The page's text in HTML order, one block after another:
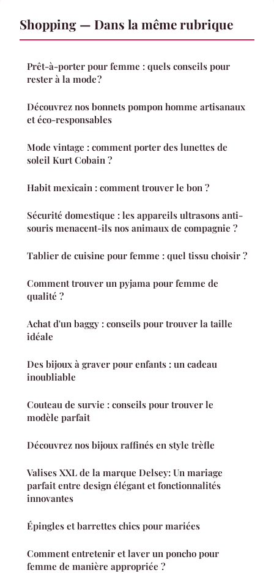
Shopping — Dans la même rubrique
Prêt-à-porter pour femme : quels conseils pour
rester à la mode ?
Découvrez nos bonnets pompon homme artisanaux
et éco-responsables
Mode vintage : comment porter des lunettes de
soleil Kurt Cobain ?
Habit mexicain : comment trouver le bon ?
Sécurité domestique : les appareils ultrasons anti-
souris menacent-ils nos animaux de compagnie ?
Tablier de cuisine pour femme : quel tissu choisir ?
Comment trouver un pyjama pour femme de
qualité ?
Achat d'un baggy : conseils pour trouver la taille
idéale
Des bijoux à graver pour enfants : un cadeau
inoubliable
Couteau de survie : conseils pour trouver le
modèle parfait
Découvrez nos bijoux raffinés en style trèfle
Valises XXL de la marque Delsey: Un mariage
parfait entre design élégant et fonctionnalités
innovantes
Épingles et barrettes chics pour mariées
Comment entretenir et laver un poncho pour
femme de manière appropriée ?